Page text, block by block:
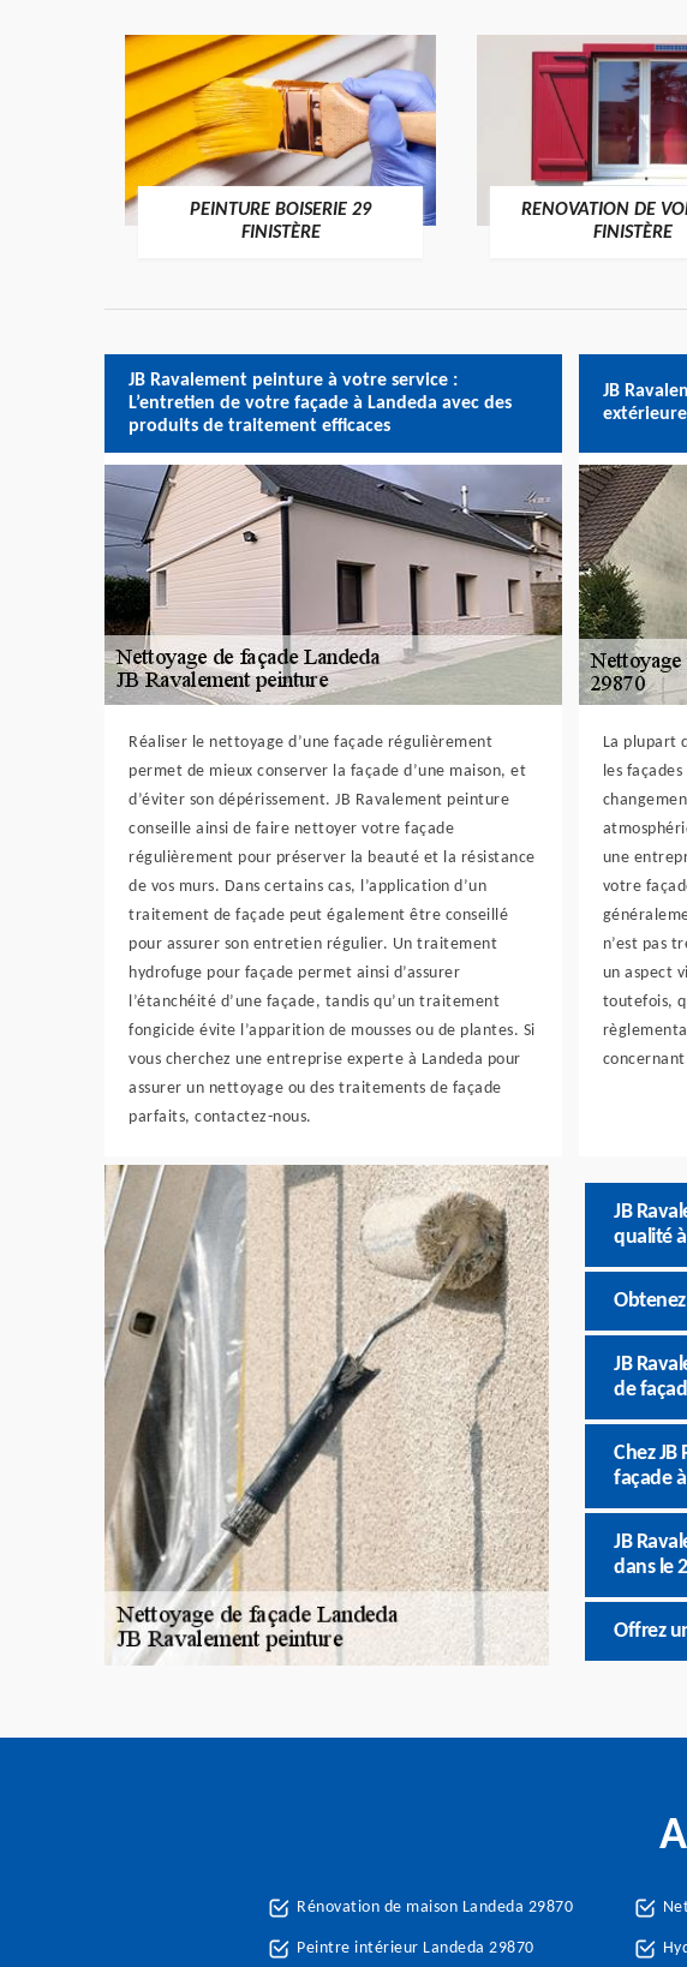
PEINTURE BOISERIE 29
FINISTÈRE
RENOVATION DE
FINISTÈRE
JB Ravalement peinture à votre service :
L’entretien de votre façade à Landeda avec des
produits de traitement efficaces
Réaliser le nettoyage d’une façade régulièrement
permet de mieux conserver la façade d’une maison, et
d’éviter son dépérissement. JB Ravalement peinture
conseille ainsi de faire nettoyer votre façade
régulièrement pour préserver la beauté et la résistance
de vos murs. Dans certains cas, l’application d’un
traitement de façade peut également être conseillé
pour assurer son entretien régulier. Un traitement
hydrofuge pour façade permet ainsi d’assurer
l’étanchéité d’une façade, tandis qu’un traitement
fongicide évite l’apparition de mousses ou de plantes. Si
vous cherchez une entreprise experte à Landeda pour
assurer un nettoyage ou des traitements de façade
parfaits, contactez-nous.
JB
La plupart
les
une
votre
n’est pas
un aspect
toutefois,
JB
qualité
JB
de
Chez
façade
JB
dans le
Offrez
Rénovation de maison Landeda 29870
Peintre intérieur Landeda 29870